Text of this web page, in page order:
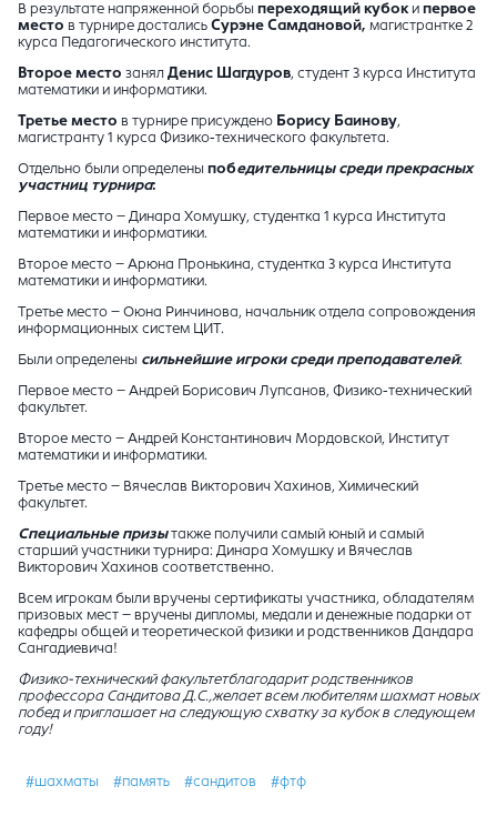
В результате напряженной борьбы переходящий кубоки первое
место в турнире достались Сурэне Самдановой, магистрантке 2
курса Педагогического института.
Второе место занял Денис Шагдуров, студент 3 курса Института
математики и информатики.
Третье место в турнире присуждено Борису Баинову,
магистранту 1 курса Физико-технического факультета.
Отдельно были определены победительницы среди прекрасных
участниц турнира:
Первое место – Динара Хомушку, студентка 1 курса Института
математики и информатики.
Второе место – Арюна Пронькина, студентка 3 курса Института
математики и информатики.
Третье место – Оюна Ринчинова, начальник отдела сопровождения
информационных систем ЦИТ.
Были определены сильнейшие игроки среди преподавателей:
Первое место – Андрей Борисович Лупсанов, Физико-технический
факультет.
Второе место – Андрей Константинович Мордовской, Институт
математики и информатики.
Третье место – Вячеслав Викторович Хахинов, Химический
факультет.
Специальные призытакже получили самый юный и самый
старший участники турнира: Динара Хомушку и Вячеслав
Викторович Хахинов соответственно.
Всем игрокам были вручены сертификаты участника, обладателям
призовых мест – вручены дипломы, медали и денежные подарки от
кафедры общей и теоретической физики и родственников Дандара
Сангадиевича!
Физико-технический факультетблагодарит родственников
профессора Сандитова Д.С.,желает всем любителям шахмат новых
побед и приглашает на следующую схватку за кубок в следующем
году!
#шахматы #память #сандитов #фтф